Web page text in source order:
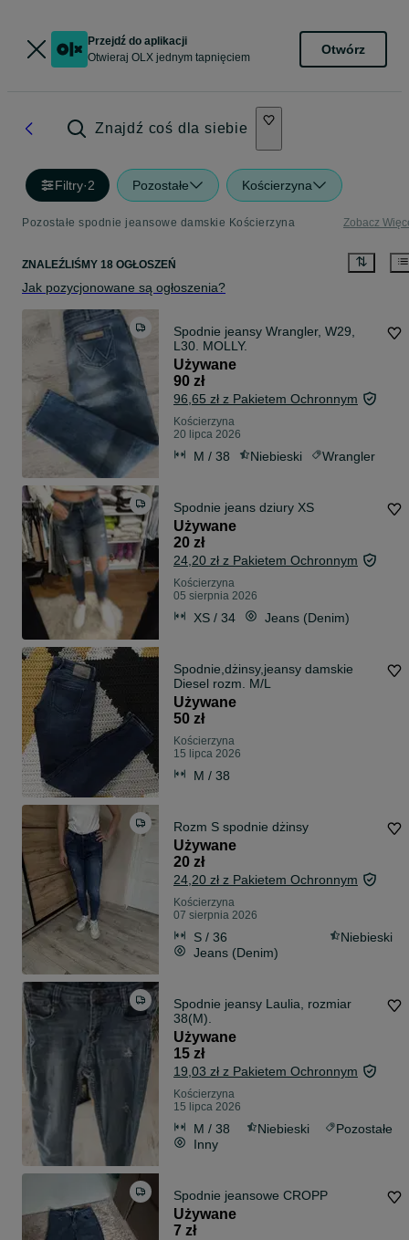
Przejdź do aplikacji
Otwieraj OLX jednym tapnięciem
Otwórz
Znajdź coś dla siebie
Filtry·2 Pozostałe Kościerzyna
Pozostałe spodnie jeansowe damskie Kościerzyna Zobacz
ZNALEŹLIŚMY 18 OGŁOSZEŃ
Jak pozycjonowane są ogłoszenia?
Spodnie jeansy Wrangler, W29,
L30. MOLLY.
Używane
90 zł
96,65 zł z Pakietem Ochronnym
Kościerzyna
20 lipca 2026
M / 38 Niebieski Wrangler
Spodnie jeans dziury XS
Używane
20 zł
24,20 zł z Pakietem Ochronnym
Kościerzyna
05 sierpnia 2026
XS / 34 Jeans (Denim)
Spodnie,dżinsy,jeansy damskie
Diesel rozm. M/L
Używane
50 zł
Kościerzyna
15 lipca 2026
M / 38
Rozm S spodnie dżinsy
Używane
20 zł
24,20 zł z Pakietem Ochronnym
Kościerzyna
07 sierpnia 2026
S / 36
Niebieski
Jeans (Denim)
Spodnie jeansy Laulia, rozmiar
38(M).
Używane
15 zł
19,03 zł z Pakietem Ochronnym
Kościerzyna
15 lipca 2026
M / 38 Niebieski
Pozostałe
Inny
Spodnie jeansowe CROPP
Używane
7 zł